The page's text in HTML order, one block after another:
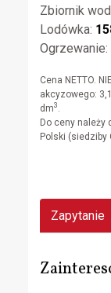
Zbiornik
Lodówka:
Ogrzewanie:
Cena NETTO.
akcyzowego:
dm3 .
Do ceny należy
Polski (siedziby
Zapytanie